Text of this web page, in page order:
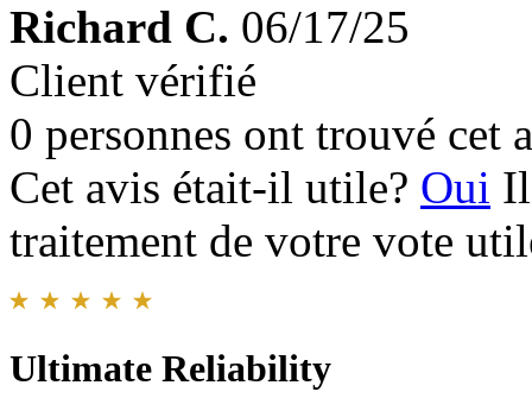
Richard C. 06/17/25
Client vérifié
0 personnes ont trouvé cet
Cet avis était-il utile? Oui
traitement de votre vote
Ultimate Reliability